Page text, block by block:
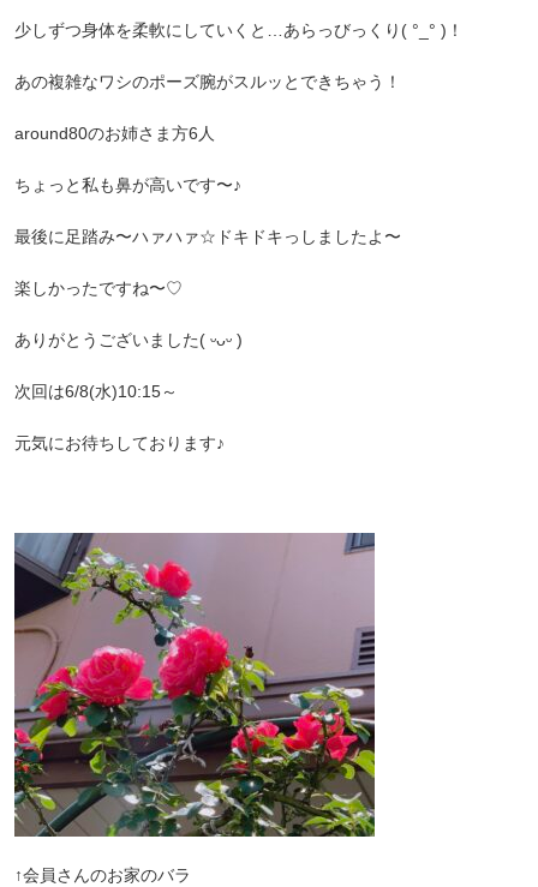
少しずつ身体を柔軟にしていくと…あらっびっくり( °_° )！
あの複雑なワシのポーズ腕がスルッとできちゃう！
around80のお姉さま方6人
ちょっと私も鼻が高いです〜♪
最後に足踏み〜ハァハァ☆ドキドキっしましたよ〜
楽しかったですね〜♡
ありがとうございました( ᵕᴗᵕ )
次回は6/8(水)10:15～
元気にお待ちしております♪
↑会員さんのお家のバラ